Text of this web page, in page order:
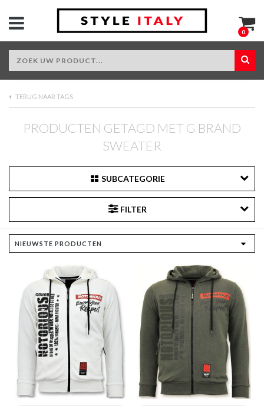
0
TERUG NAAR TAGS
PRODUCTEN GETAGD MET G BRAND
SWEATER
SUBCATEGORIE
FILTER